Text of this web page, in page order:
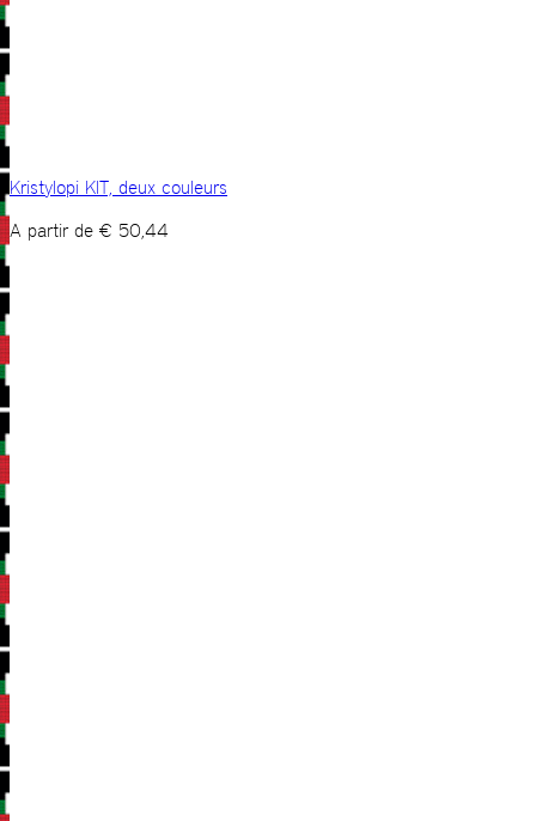
Kristylopi KIT, deux couleurs
A partir de € 50,44